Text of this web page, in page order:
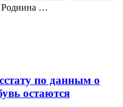
Роднина …
по данным о
остаются